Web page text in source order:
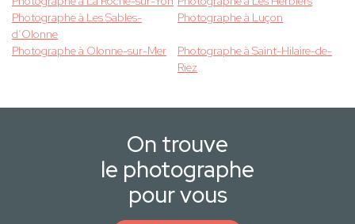
Photographe à Les Sables-
d’Olonne
Photographe à Luçon
Photographe à Olonne-sur-Mer
Photographe à Saint-Hilaire-de-
Riez
On trouve
le photographe
pour vous